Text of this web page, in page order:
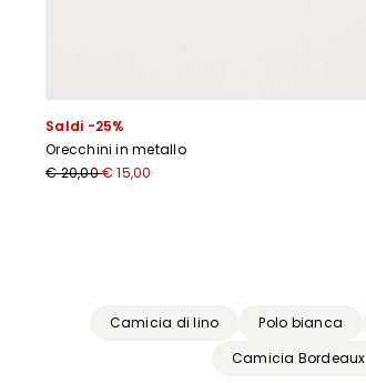
Saldi -25%
Orecchini in metallo
€ 20,00€ 15,00
Camicia di lino Polo bianca
Camicia Bordeaux